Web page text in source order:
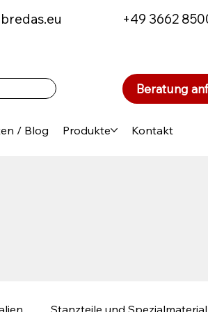
/ Blog Produkte Kontakt
+49 3662
Beratung
Stanzteile und Spezialmaterial